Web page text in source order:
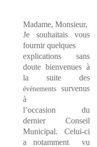
Madame, Monsieur,
Je souhaitais vous
fournir quelques
explications sans
doute bienvenues à
la suite des
événementssurvenus
à
l’occasion du
dernier Conseil
Municipal. Celui-ci
a notamment vu